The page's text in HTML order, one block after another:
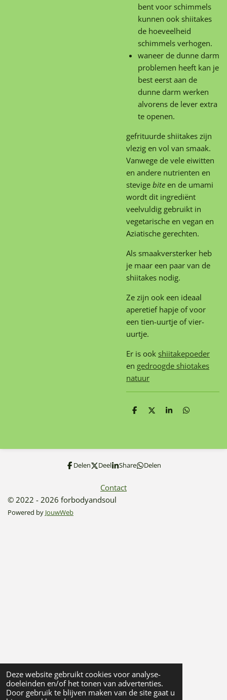
Deze website gebruikt cookies voor analyse-
doeleinden en/of het tonen van advertenties.
Door gebruik te blijven maken van de site gaat u
bent voor schimmels
kunnen ook shiitakes
de hoeveelheid
schimmels verhogen.
waneer de dunne darm
problemen heeft kan je
best eerst aan de
dunne darm werken
alvorens de lever extra
te openen.
gefrituurde shiitakes zijn
vlezig en vol van smaak.
Vanwege de vele eiwitten
en andere nutrienten en
stevige bite en de umami
wordt dit ingrediënt
veelvuldig gebruikt in
vegetarische en vegan en
Aziatische gerechten.
Als smaakversterker heb
je maar een paar van de
shiitakes nodig.
Ze zijn ook een ideaal
aperetief hapje of voor
een tien-uurtje of vier-
uurtje.
Er is ook shiitakepoeder
en gedroogde shiotakes
natuur
D
D
S
D
Delen Deel Share Delen
Contact
© 2022 - 2026 forbodyandsoul
Powered by JouwWeb